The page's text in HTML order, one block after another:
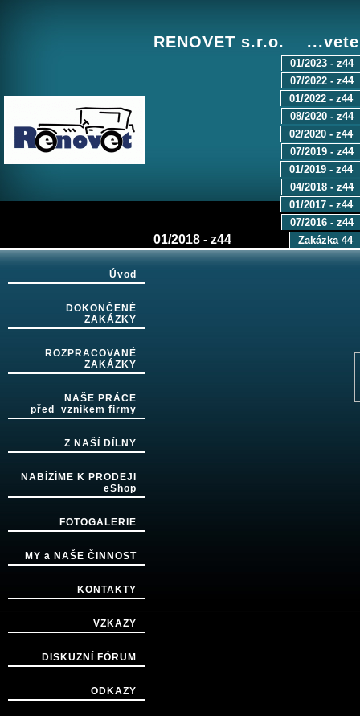
RENOVET s.r.o.
01/2018 - z44
01/2023 - z44
07/2022 - z44
01/2022 - z44
08/2020 - z44
02/2020 - z44
07/2019 - z44
01/2019 - z44
04/2018 - z44
01/2017 - z44
07/2016 - z44
Zakázka 44
Úvod
DOKONČENÉ
ZAKÁZKY
ROZPRACOVANÉ
ZAKÁZKY
NAŠE PRÁCE
před_vznikem firmy
Z NAŠÍ DÍLNY
NABÍZÍME K PRODEJI
eShop
FOTOGALERIE
MY a NAŠE ČINNOST
KONTAKTY
VZKAZY
DISKUZNÍ FÓRUM
ODKAZY